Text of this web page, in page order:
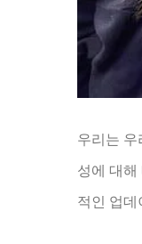
우리는 우
성에 대해
적인 업데